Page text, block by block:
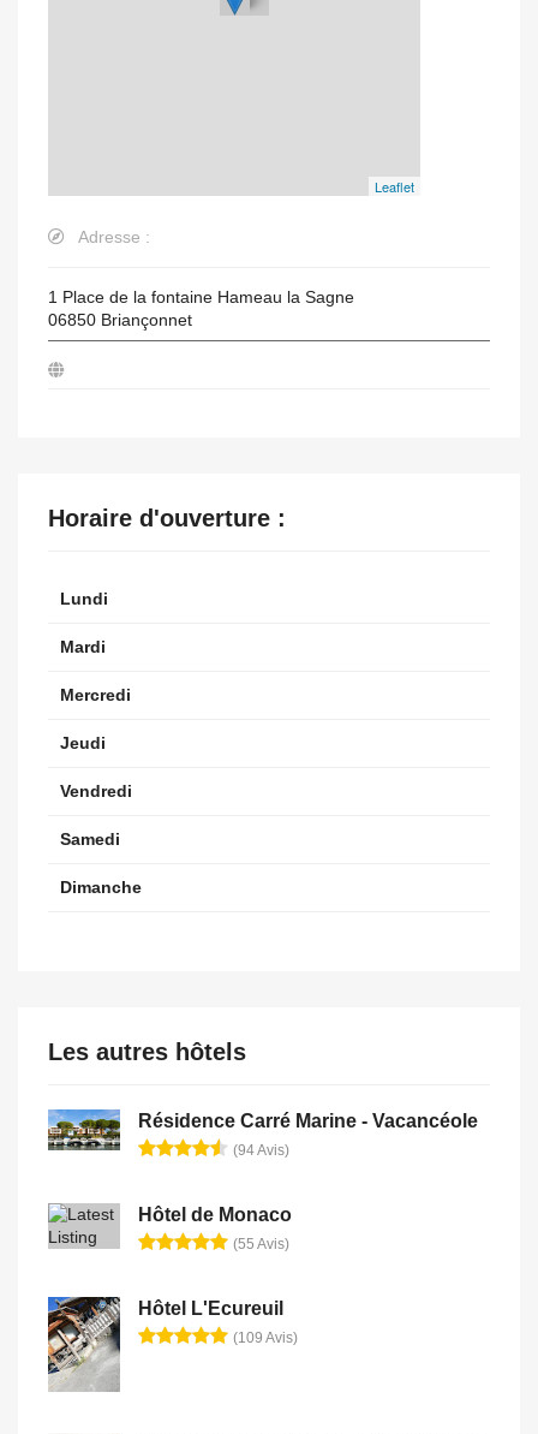
Leaflet
Adresse :
1 Place de la fontaine Hameau la Sagne
06850 Briançonnet
Horaire d'ouverture :
Lundi
Mardi
Mercredi
Jeudi
Vendredi
Samedi
Dimanche
Les autres hôtels
Résidence Carré Marine - Vacancéole
(94 Avis)
Hôtel de Monaco
(55 Avis)
Hôtel L'Ecureuil
(109 Avis)